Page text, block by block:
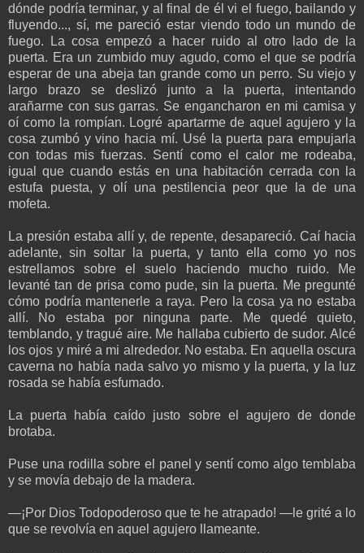
dónde podría terminar, y al final de él vi el fuego, bailando y
fluyendo..., sí, me pareció estar viendo todo un mundo de
fuego. La cosa empezó a hacer ruido al otro lado de la
puerta. Era un zumbido muy agudo, como el que se podría
esperar de una abeja tan grande como un perro. Su viejo y
largo brazo se deslizó junto a la puerta, intentando
arañarme con sus garras. Se engancharon en mi camisa y
oí como la rompían. Logré apartarme de aquel agujero y la
cosa zumbó y vino hacia mí. Usé la puerta para empujarla
con todas mis fuerzas. Sentí como el calor me rodeaba,
igual que cuando estás en una habitación cerrada con la
estufa puesta, y olí una pestilencia peor que la de una
mofeta.
La presión estaba allí y, de repente, desapareció. Caí hacia
adelante, sin soltar la puerta, y tanto ella como yo nos
estrellamos sobre el suelo haciendo mucho ruido. Me
levanté tan de prisa como pude, sin la puerta. Me pregunté
cómo podría mantenerle a raya. Pero la cosa ya no estaba
allí. No estaba por ninguna parte. Me quedé quieto,
temblando, y tragué aire. Me hallaba cubierto de sudor. Alcé
los ojos y miré a mi alrededor. No estaba. En aquella oscura
caverna no había nada salvo yo mismo y la puerta, y la luz
rosada se había esfumado.
La puerta había caído justo sobre el agujero de donde
brotaba.
Puse una rodilla sobre el panel y sentí como algo temblaba
y se movía debajo de la madera.
—¡Por Dios Todopoderoso que te he atrapado! —le grité a lo
que se revolvía en aquel agujero llameante.